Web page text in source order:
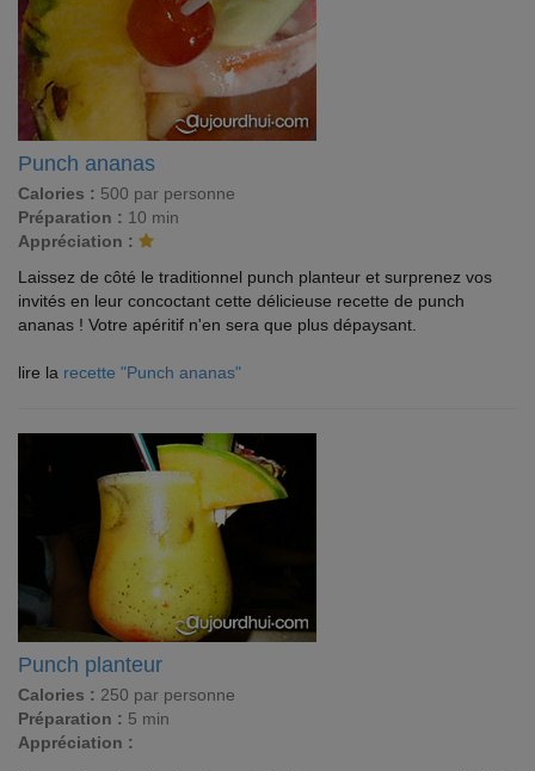
Punch ananas
Calories : 500 par personne
Préparation : 10 min
Appréciation :
Laissez de côté le traditionnel punch planteur et surprenez vos
invités en leur concoctant cette délicieuse recette de punch
ananas ! Votre apéritif n'en sera que plus dépaysant.
lire la recette "Punch ananas"
Punch planteur
Calories : 250 par personne
Préparation : 5 min
Appréciation :